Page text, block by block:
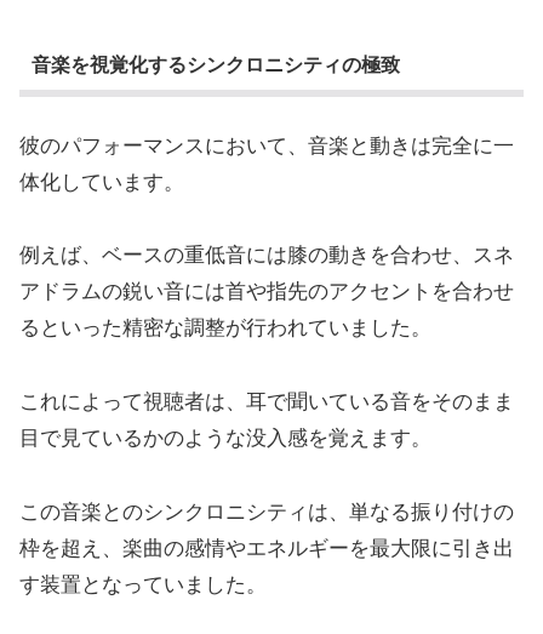
音楽を視覚化するシンクロニシティの極致
彼のパフォーマンスにおいて、音楽と動きは完全に一
体化しています。
例えば、ベースの重低音には膝の動きを合わせ、スネ
アドラムの鋭い音には首や指先のアクセントを合わせ
るといった精密な調整が行われていました。
これによって視聴者は、耳で聞いている音をそのまま
目で見ているかのような没入感を覚えます。
この音楽とのシンクロニシティは、単なる振り付けの
枠を超え、楽曲の感情やエネルギーを最大限に引き出
す装置となっていました。